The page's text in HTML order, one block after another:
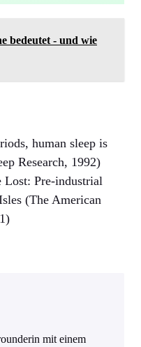
bedeutet - und wie
human sleep is
Research, 1992)
Lost: Pre-industrial
(The American
mit einem